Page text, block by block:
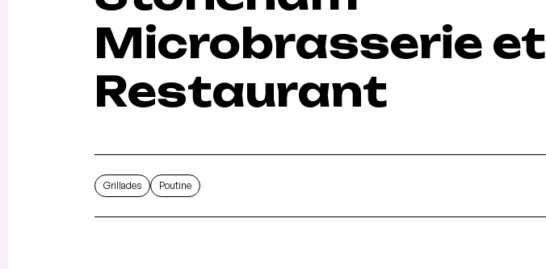
Microbrasserie et
Restaurant
Grillades Poutine